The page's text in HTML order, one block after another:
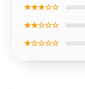
★★★☆☆
★★☆☆☆
★☆☆☆☆